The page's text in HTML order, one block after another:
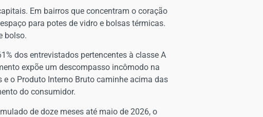
Em bairros que concentram o coração
para potes de vidro e bolsas térmicas.
bolso.
dos entrevistados pertencentes à classe A
expõe um descompasso incômodo na
o Produto Interno Bruto caminhe acima das
do consumidor.
de doze meses até maio de 2026, o